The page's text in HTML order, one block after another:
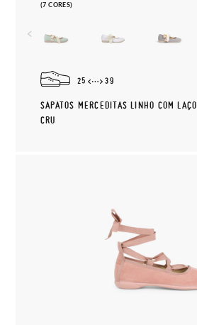
(7 CORES)
25 39
SAPATOS MERCEDITAS LINHO COM LAÇO
CRU